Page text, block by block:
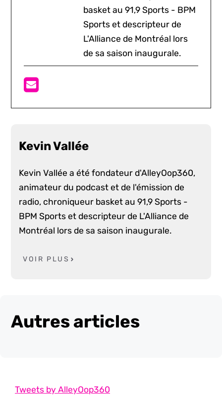
basket au 91,9 Sports - BPM
Sports et descripteur de
L'Alliance de Montréal lors
de sa saison inaugurale.
Kevin Vallée
Kevin Vallée a été fondateur d'AlleyOop360,
animateur du podcast et de l'émission de
radio, chroniqueur basket au 91,9 Sports -
BPM Sports et descripteur de L'Alliance de
Montréal lors de sa saison inaugurale.
VOIR PLUS
Autres articles
Tweets by AlleyOop360